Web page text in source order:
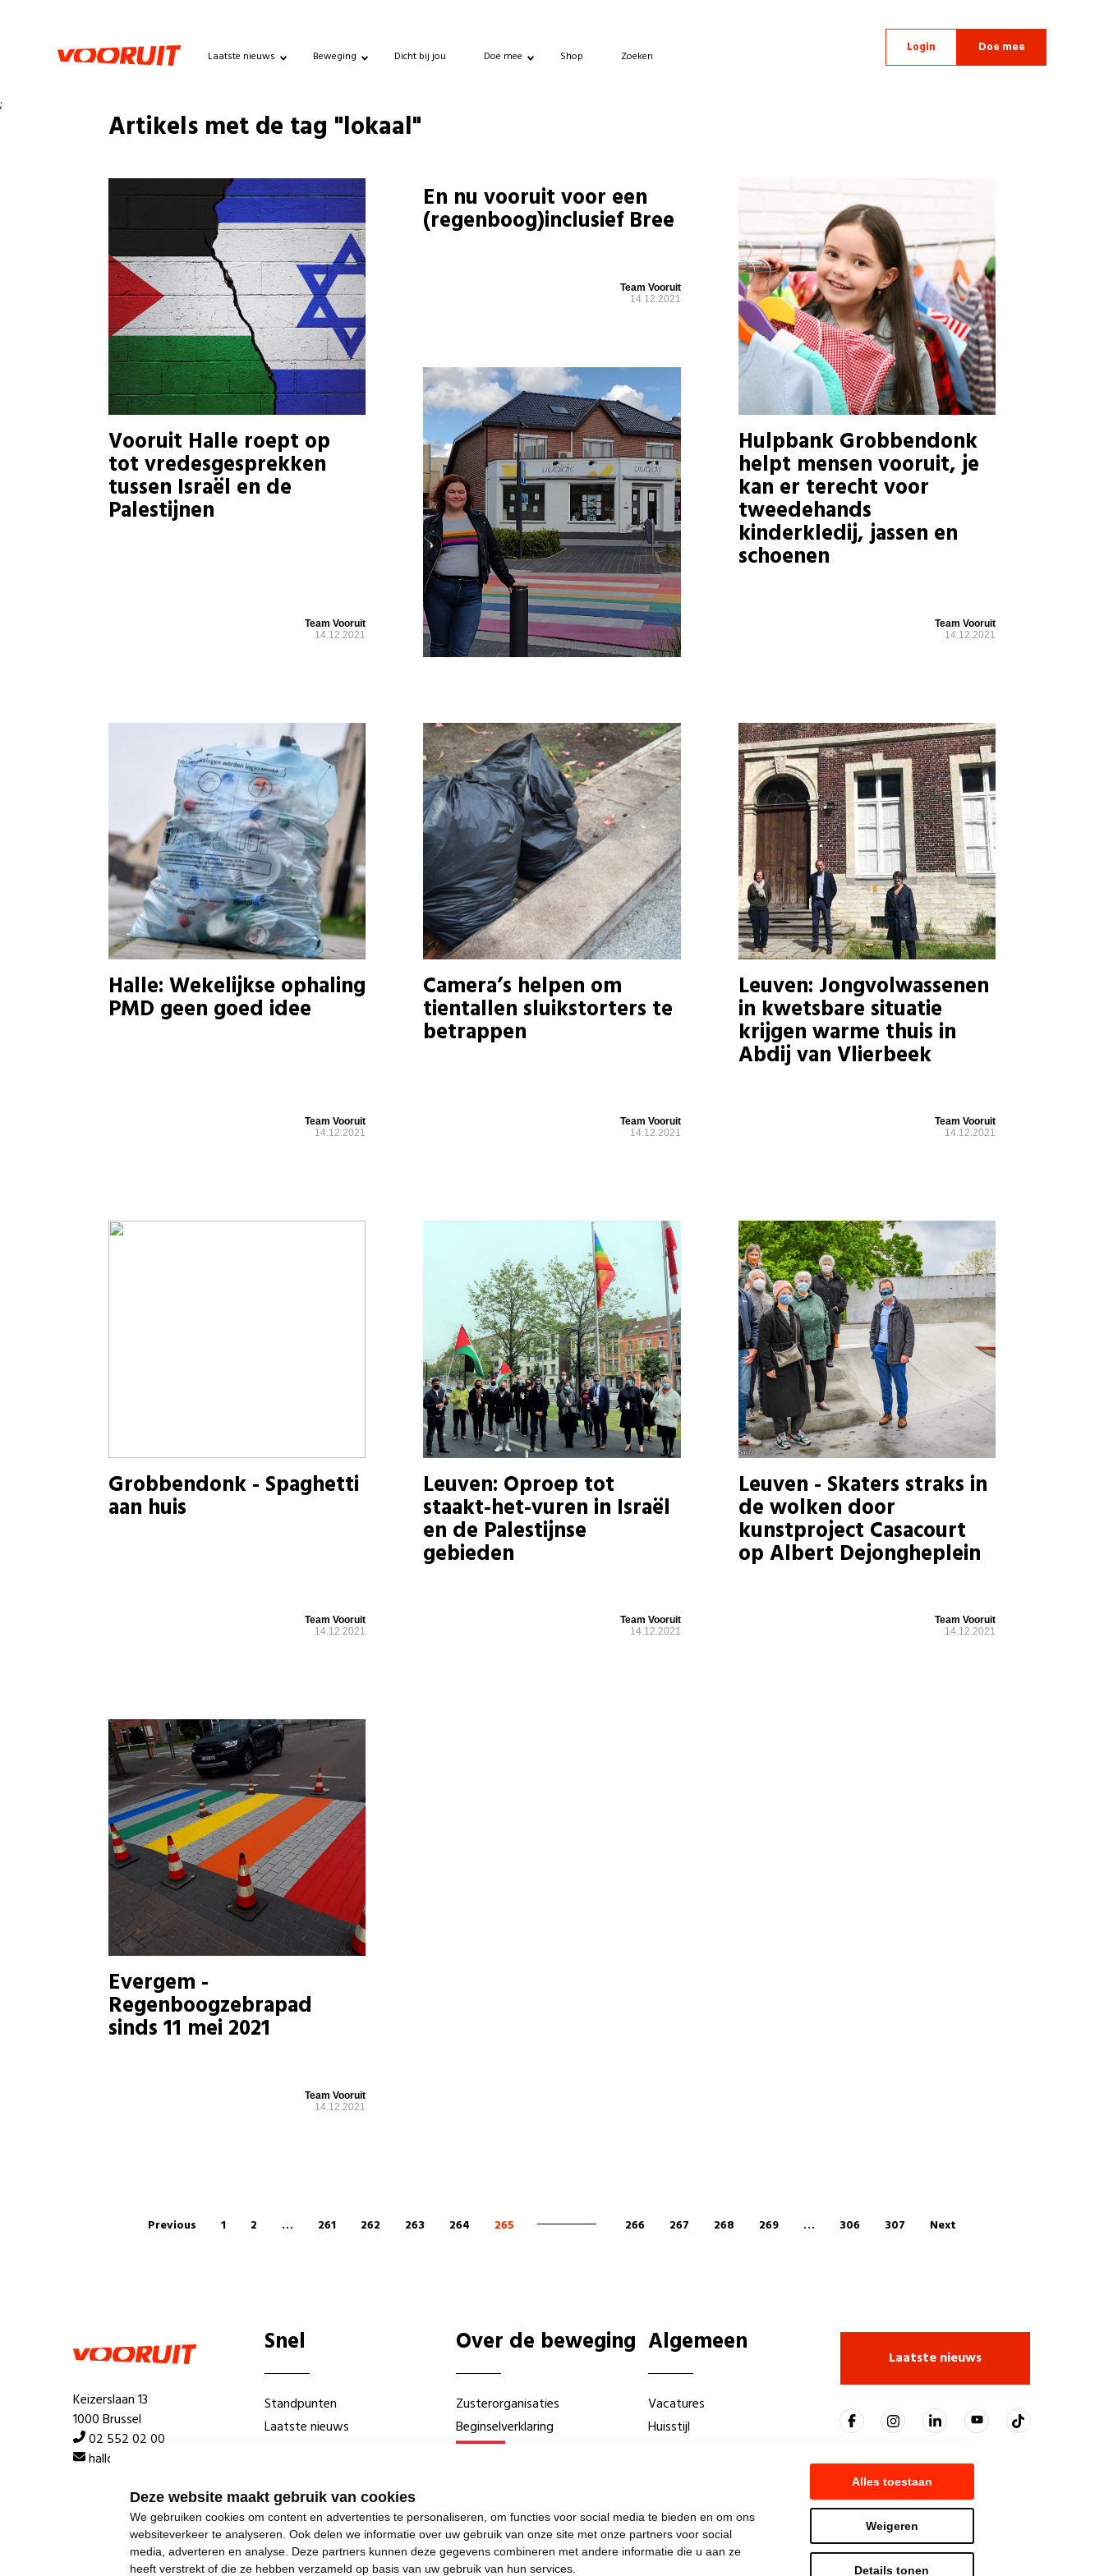
Deze website maakt gebruik van cookies
We gebruiken cookies om content en advertenties te personaliseren, om functies voor social media te bieden en om ons
websiteverkeer te analyseren. Ook delen we informatie over uw gebruik van onze site met onze partners voor social
media, adverteren en analyse. Deze partners kunnen deze gegevens combineren met andere informatie die u aan ze
heeft verstrekt of die ze hebben verzameld op basis van uw gebruik van hun services.
Alles toestaan
Weigeren
Details tonen
Laatste nieuws Beweging Dicht bij jou Doe mee Shop Zoeken
Login Doe mee
;
Artikels met de tag "lokaal"
Vooruit Halle roept op
tot vredesgesprekken
tussen Israël en de
Palestijnen
Team Vooruit
14.12.2021
En nu vooruit voor een
(regenboog)inclusief Bree
Team Vooruit
14.12.2021
Hulpbank Grobbendonk
helpt mensen vooruit, je
kan er terecht voor
tweedehands
kinderkledij, jassen en
schoenen
Team Vooruit
14.12.2021
Halle: Wekelijkse ophaling
PMD geen goed idee
Team Vooruit
14.12.2021
Camera’s helpen om
tientallen sluikstorters te
betrappen
Team Vooruit
14.12.2021
Leuven: Jongvolwassenen
in kwetsbare situatie
krijgen warme thuis in
Abdij van Vlierbeek
Team Vooruit
14.12.2021
Grobbendonk - Spaghetti
aan huis
Team Vooruit
14.12.2021
Leuven: Oproep tot
staakt-het-vuren in Israël
en de Palestijnse
gebieden
Team Vooruit
14.12.2021
Leuven - Skaters straks in
de wolken door
kunstproject Casacourt
op Albert Dejongheplein
Team Vooruit
14.12.2021
Evergem -
Regenboogzebrapad
sinds 11 mei 2021
Team Vooruit
14.12.2021
Previous 1 2 … 261 262 263 264 265 266 267 268 269 … 306 307 Next
Keizerslaan 13
1000 Brussel
02 552 02 00
hallo@vooruit.org
Snel
Standpunten
Laatste nieuws
Over de beweging
Zusterorganisaties
Beginselverklaring
Algemeen
Vacatures
Huisstijl
Laatste nieuws